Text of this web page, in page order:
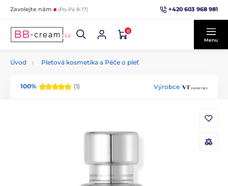
Zavolejte nám (Po-Pá 8-17) +420 603 968 981
0
Menu
Úvod Pleťová kosmetika a Péče o pleť
100% (1) Výrobce